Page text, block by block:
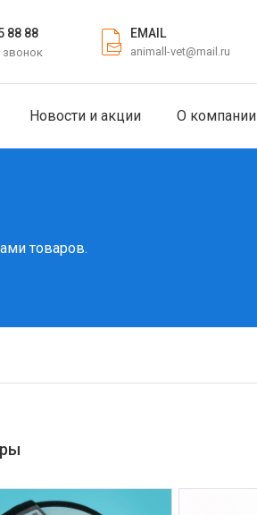
88 88
звонок
EMAIL
animall-vet@mail.ru
Новости и акции О компании
товаров.